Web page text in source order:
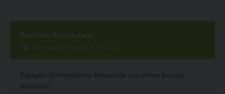
Bierhuis Rotterdam
Tennispalatsinaukio 4, Helsinki
Kampin Rotterdamin terassille voi ottaa koiran
mukaan!